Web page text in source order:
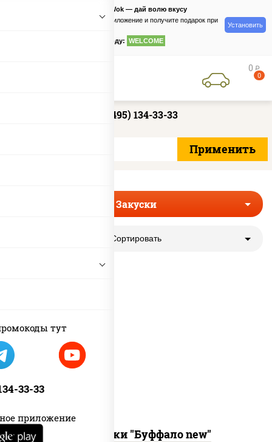
тут
33-33
приложение
PizzaSushiWok — дай волю вкусу
Скачайте приложение и получите подарок при
по промокоду: WELCOME
Установить
0 руб
0
+7 (495) 134-33-33
Закуски
Сортировать
Крылышки "Буффало new"